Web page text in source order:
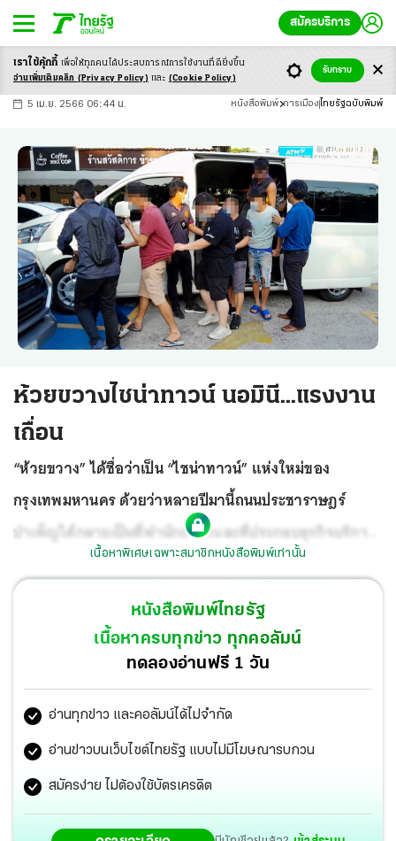
สมัครบริการ
-ก ก ก+
5 เม.ย. 2566 06:44 น. หนังสือพิมพ์ การเมือง ไทยรัฐฉบับพิมพ์
ห้วยขวางไชน่าทาวน์ นอมินี...แรงงาน
เถื่อน
“ห้วยขวาง” ได้ชื่อว่าเป็น “ไชน่าทาวน์” แห่งใหม่ของ
กรุงเทพมหานคร ด้วยว่าหลายปีมานี้ถนนประชาราษฎร์
บำเพ็ญได้กลายเป็นที่พำนักถาวรและที่ประกอบธุรกิจบริการ
ด้านต่างๆ โดยเฉพาะธุรกิจร้านอาหารของชาวจีน
เนื้อหาพิเศษเฉพาะสมาชิกหนังสือพิมพ์เท่านั้น
หนังสือพิมพ์ไทยรัฐ
เนื้อหาครบทุกข่าว ทุกคอลัมน์
ทดลองอ่านฟรี 1 วัน
อ่านทุกข่าว และคอลัมน์ได้ไม่จำกัด
อ่านข่าวบนเว็บไซต์ไทยรัฐ แบบไม่มีโฆษณารบกวน
สมัครง่าย ไม่ต้องใช้บัตรเครดิต
เราใช้คุ้กกี้ เพื่อให้ทุกคนได้ประสบการณ์การใช้งานที่ดียิ่งขึ้น
อ่านเพิ่มเติมคลิก (Privacy Policy) และ (Cookie Policy)
รับทราบ